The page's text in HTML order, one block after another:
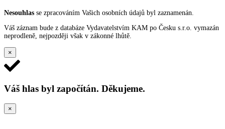
Nesouhlas se zpracováním Vašich osobních údajů byl zaznamenán.
Váš záznam bude z databáze Vydavatelstvím KAM po Česku s.r.o. vymazán
neprodleně, nejpozději však v zákonné lhůtě.
×
Váš hlas byl započítán. Děkujeme.
×